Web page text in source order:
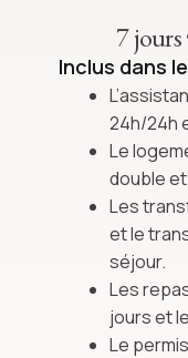
7 jours
Inclus dans
24h/24h
Le
double
Les
et le
séjour.
Les
jours et
Le